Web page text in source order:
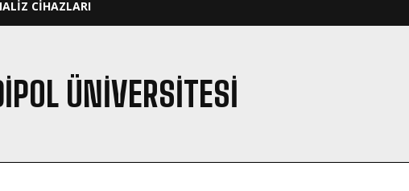
CIHAZLARI
ÜNIVERSITESI